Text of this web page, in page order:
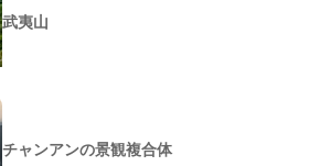
武夷山
チャンアンの景観複合体